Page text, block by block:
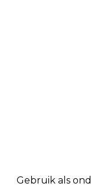
Gebruik als